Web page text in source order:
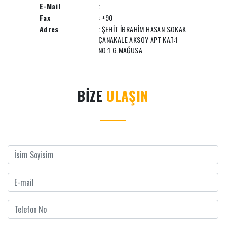
E-Mail
:
Fax
: +90
Adres
: ŞEHİT İBRAHİM HASAN SOKAK
ÇANAKALE AKSOY APT KAT:1
NO:1 G.MAĞUSA
BİZE ULAŞIN